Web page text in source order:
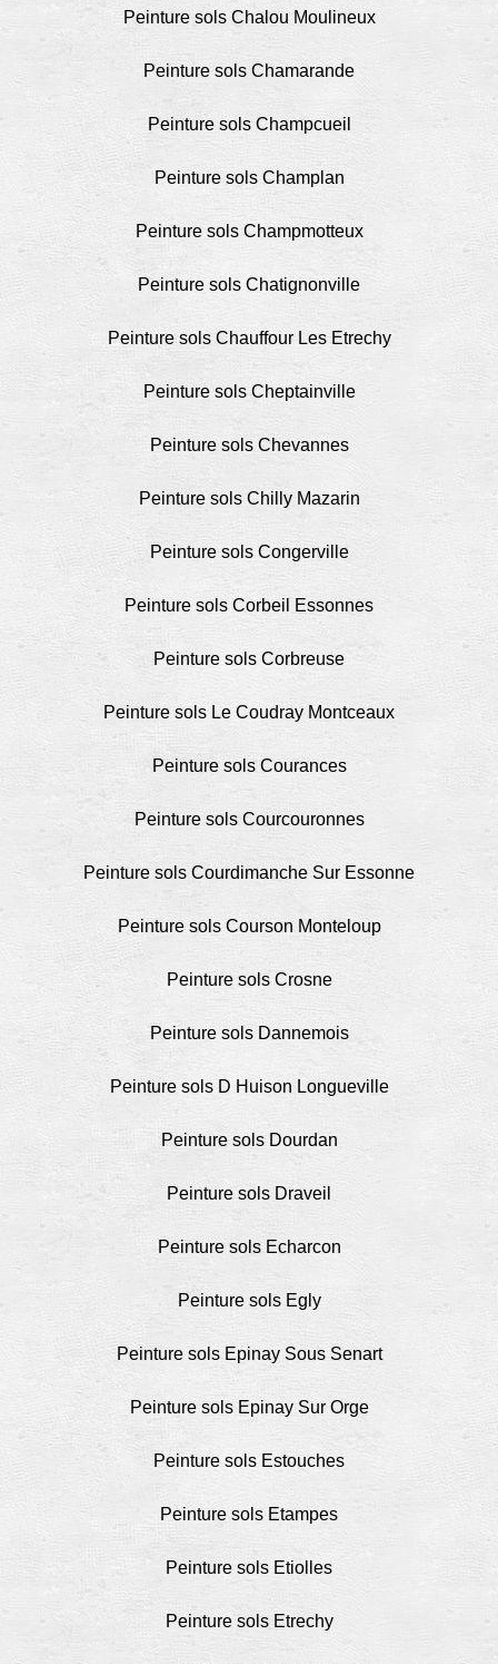
Peinture sols Chalou Moulineux
Peinture sols Chamarande
Peinture sols Champcueil
Peinture sols Champlan
Peinture sols Champmotteux
Peinture sols Chatignonville
Peinture sols Chauffour Les Etrechy
Peinture sols Cheptainville
Peinture sols Chevannes
Peinture sols Chilly Mazarin
Peinture sols Congerville
Peinture sols Corbeil Essonnes
Peinture sols Corbreuse
Peinture sols Le Coudray Montceaux
Peinture sols Courances
Peinture sols Courcouronnes
Peinture sols Courdimanche Sur Essonne
Peinture sols Courson Monteloup
Peinture sols Crosne
Peinture sols Dannemois
Peinture sols D Huison Longueville
Peinture sols Dourdan
Peinture sols Draveil
Peinture sols Echarcon
Peinture sols Egly
Peinture sols Epinay Sous Senart
Peinture sols Epinay Sur Orge
Peinture sols Estouches
Peinture sols Etampes
Peinture sols Etiolles
Peinture sols Etrechy